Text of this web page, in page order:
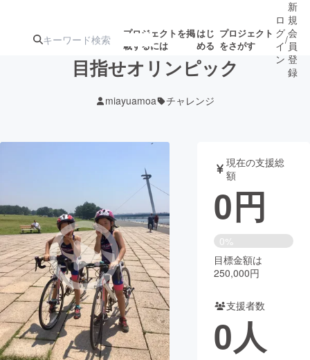
プロジェクトを掲
載するには
はじ
める
プロジェクト
をさがす
テクノロジー・ガジェット ゲーム・サ
映像・映画 書籍・雑誌
ビジネス・起業 チャレンジ
まちづくり・地域活性化
ロ
グ
イ
ン
/
新
規
会
員
登
録
目指せオリンピック
miayuamoa チャレンジ
現在の支援総
額
0円
0%
目標金額は
250,000円
支援者数
0人